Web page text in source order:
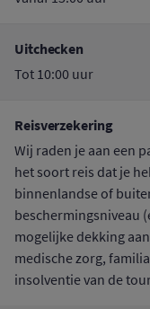
Uitchecken
Tot 10:00 uur
Reisverzekering
Wij raden je aan een
het soort reis dat je
binnenlandse of
beschermingsniveau
mogelijke dekking
medische zorg,
insolventie van de